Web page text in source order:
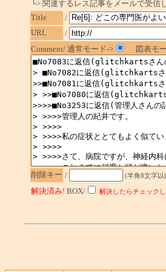
└> 関連するレス記事をメールで受信
Title
/
URL
/
Comment/ 通常モード->
図表モ
削除キー / (半角8文字以
解決済み! BOX/ 解決したらチェック